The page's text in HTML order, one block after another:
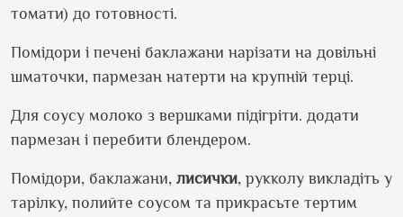
томати) до готовності.
Помідори і печені баклажани нарізати на довільні
шматочки, пармезан натерти на крупній терці.
Для соусу молоко з вершками підігріти. додати
пармезан і перебити блендером.
Помідори, баклажани, лисички, рукколу викладіть у
тарілку, полийте соусом та прикрасьте тертим